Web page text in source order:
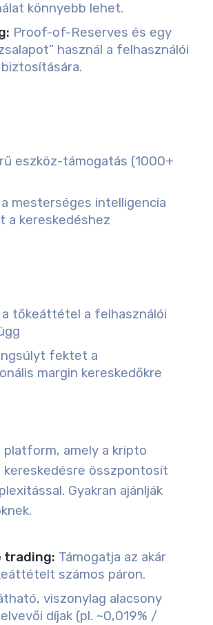
könnyebb lehet.
Proof-of-Reserves és egy
használ a felhasználói
eszköz-támogatás (1000+
mesterséges intelligencia
a kereskedéshez
a tőkeáttétel a felhasználói
fektet a
margin kereskedőkre
platform, amely a kripto
összpontosít
Gyakran ajánlják
trading: Támogatja az akár
számos páron.
viszonylag alacsony
díjak (pl. ~0,019% /